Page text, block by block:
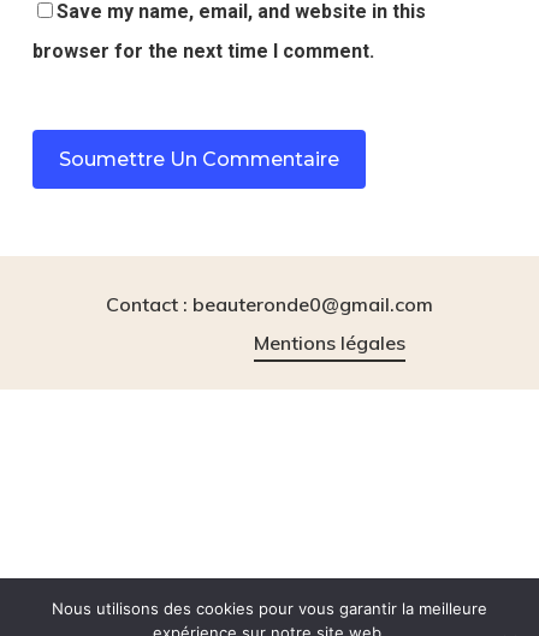
Save my name, email, and website in this
browser for the next time I comment.
Contact : beauteronde0@gmail.com
Mentions légales
instagram tiktok
Nous utilisons des cookies pour vous garantir la meilleure